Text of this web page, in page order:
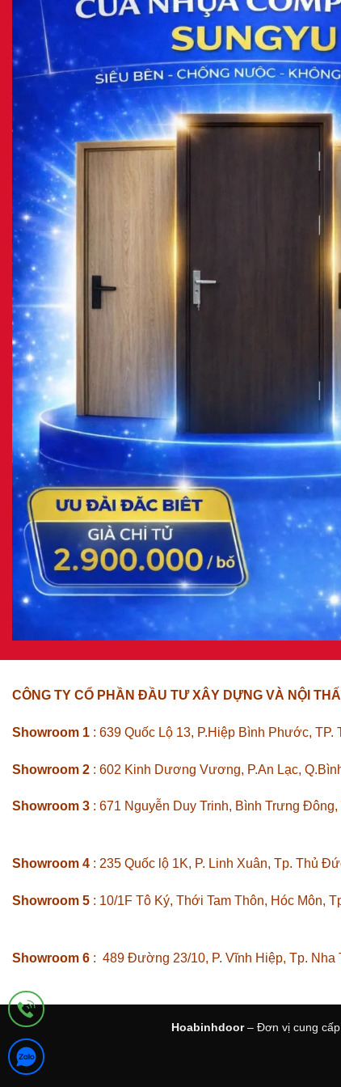
CÔNG TY CỔ PHẦN ĐẦU TƯ XÂY DỰNG VÀ NỘI
Showroom 1 : 639 Quốc Lộ 13, P.Hiệp Bình Phước, TP.
Showroom 2 : 602 Kinh Dương Vương, P.An Lạc,
Showroom 3 : 671 Nguyễn Duy Trinh, Bình Trưng
Showroom 4 : 235 Quốc lộ 1K, P. Linh Xuân, Tp. Thủ
Showroom 5 : 10/1F Tô Ký, Thới Tam Thôn, Hóc Môn,
Showroom 6 : 489 Đường 23/10, P. Vĩnh Hiệp, Tp. Nha
Hoabinhdoor– Đơn vị cung cấp